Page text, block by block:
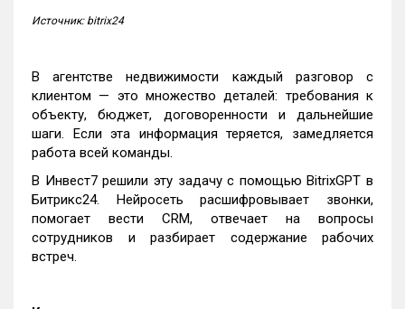
Источник: bitrix24
В агентстве недвижимости каждый разговор с
клиентом — это множество деталей: требования к
объекту, бюджет, договоренности и дальнейшие
шаги. Если эта информация теряется, замедляется
работа всей команды.
В Инвест7 решили эту задачу с помощью BitrixGPT в
Битрикс24. Нейросеть расшифровывает звонки,
помогает вести CRM, отвечает на вопросы
сотрудников и разбирает содержание рабочих
встреч.